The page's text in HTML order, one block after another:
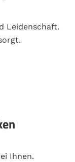
Leidenschaft.
Ihnen.